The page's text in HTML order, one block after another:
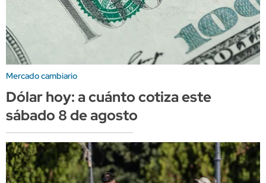
Mercado cambiario
Dólar hoy: a cuánto cotiza este
sábado 8 de agosto